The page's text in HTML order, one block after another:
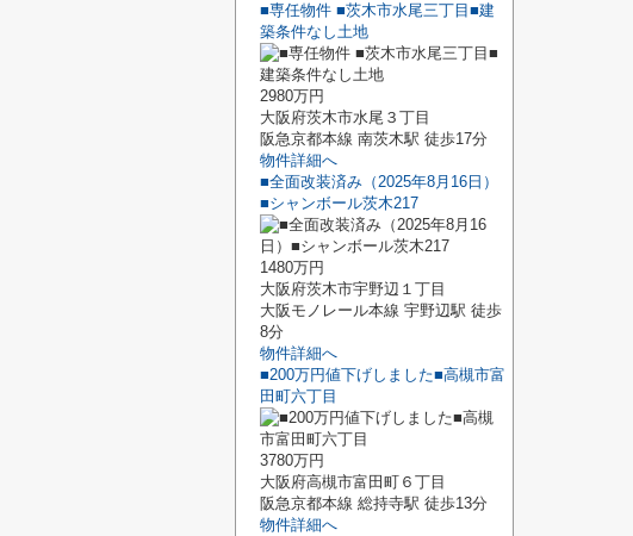
■専任物件 ■茨木市水尾三丁目■建
築条件なし土地
2980万円
大阪府茨木市水尾３丁目
阪急京都本線 南茨木駅 徒歩17分
物件詳細へ
■全面改装済み（2025年8月16日）
■シャンボール茨木217
1480万円
大阪府茨木市宇野辺１丁目
大阪モノレール本線 宇野辺駅 徒歩
8分
物件詳細へ
■200万円値下げしました■高槻市富
田町六丁目
3780万円
大阪府高槻市富田町６丁目
阪急京都本線 総持寺駅 徒歩13分
物件詳細へ